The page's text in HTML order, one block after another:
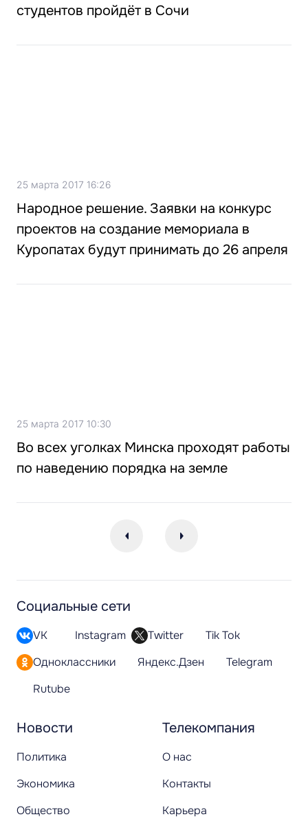
студентов пройдёт в Сочи
25 марта 2017 16:26
Народное решение. Заявки на конкурс
проектов на создание мемориала в
Куропатах будут принимать до 26 апреля
25 марта 2017 10:30
Во всех уголках Минска проходят работы
по наведению порядка на земле
Новости
Политика
Экономика
Общество
Телекомпания
О нас
Контакты
Карьера
Социальные сети
VK Instagram Twitter
Tik Tok
Одноклассники
Яндекс.Дзен
Telegram
Rutube